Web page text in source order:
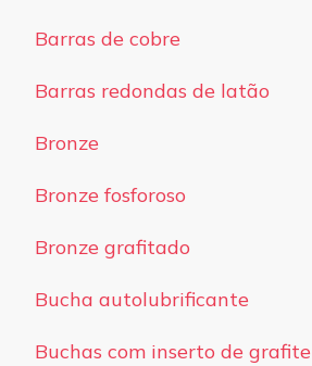
Barras de cobre
Barras redondas de latão
Bronze
Bronze fosforoso
Bronze grafitado
Bucha autolubrificante
Buchas com inserto de grafite